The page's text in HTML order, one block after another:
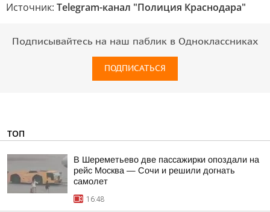
Источник: Telegram-канал "Полиция Краснодара"
Подписывайтесь на наш паблик в Одноклассниках
ПОДПИСАТЬСЯ
ТОП
В Шереметьево две пассажирки опоздали на
рейс Москва — Сочи и решили догнать
самолет
16:48